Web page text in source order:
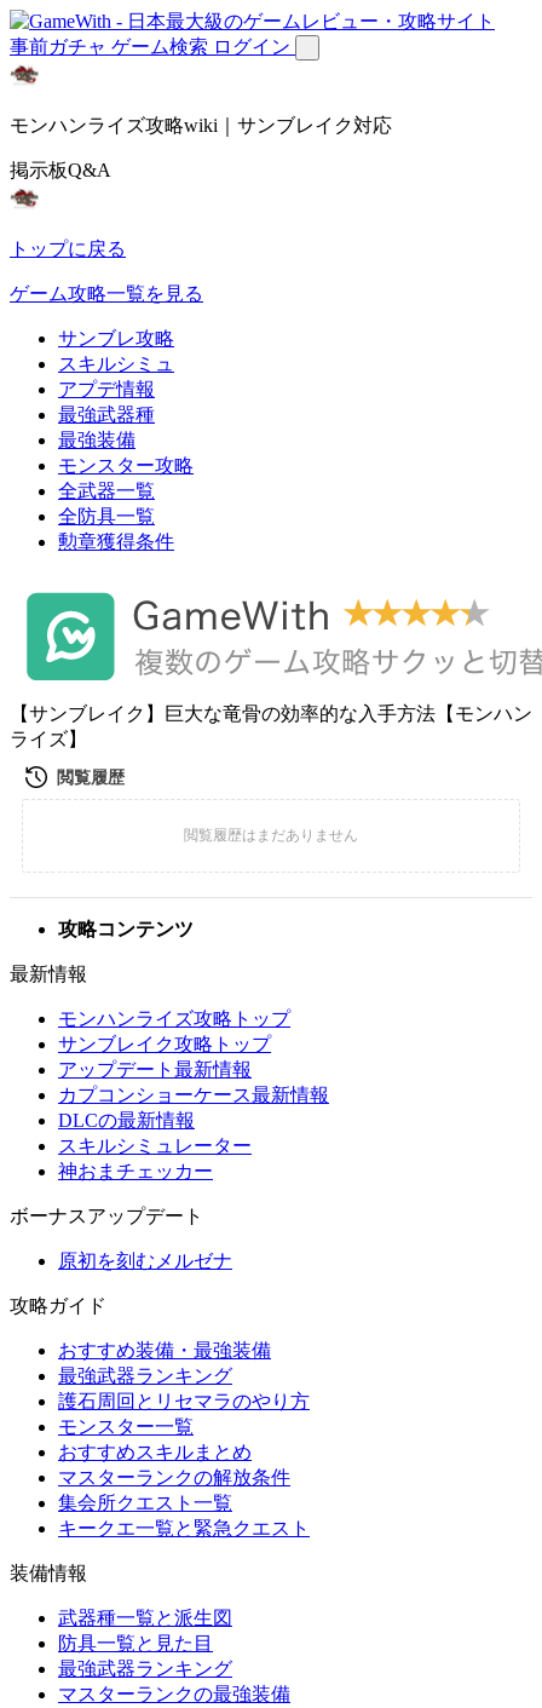
事前ガチャ ゲーム検索 ログイン
モンハンライズ攻略wiki｜サンブレイク対応
掲示板Q&A
トップに戻る
ゲーム攻略一覧を見る
サンブレ攻略
スキルシミュ
アプデ情報
最強武器種
最強装備
モンスター攻略
全武器一覧
全防具一覧
勲章獲得条件
【サンブレイク】巨大な竜骨の効率的な入手方法【モンハン
ライズ】
攻略コンテンツ
最新情報
モンハンライズ攻略トップ
サンブレイク攻略トップ
アップデート最新情報
カプコンショーケース最新情報
DLCの最新情報
スキルシミュレーター
神おまチェッカー
ボーナスアップデート
原初を刻むメルゼナ
攻略ガイド
おすすめ装備・最強装備
最強武器ランキング
護石周回とリセマラのやり方
モンスター一覧
おすすめスキルまとめ
マスターランクの解放条件
集会所クエスト一覧
キークエ一覧と緊急クエスト
装備情報
武器種一覧と派生図
防具一覧と見た目
最強武器ランキング
マスターランクの最強装備